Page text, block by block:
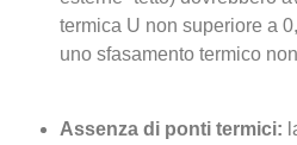
termica U non superiore a
uno sfasamento termico
Assenza di ponti termici: